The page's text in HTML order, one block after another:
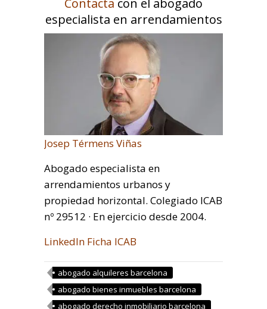
Contacta con el abogado
especialista en arrendamientos
Josep Térmens Viñas
Abogado especialista en
arrendamientos urbanos y
propiedad horizontal. Colegiado ICAB
nº 29512 · En ejercicio desde 2004.
LinkedIn Ficha ICAB
abogado alquileres barcelona
abogado bienes inmuebles barcelona
abogado derecho inmobiliario barcelona